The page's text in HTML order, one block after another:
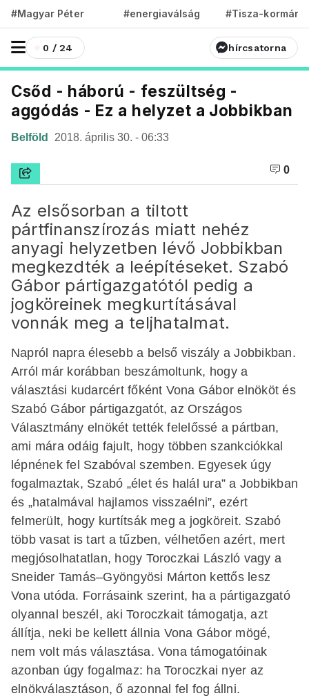
#Magyar Péter #energiaválság #Tisza-kormány
0 / 24 hírcsatorna
Csőd - háború - feszültség -
aggódás - Ez a helyzet a Jobbikban
Belföld 2018. április 30. - 06:33
0
Az elsősorban a tiltott
pártfinanszírozás miatt nehéz
anyagi helyzetben lévő Jobbikban
megkezdték a leépítéseket. Szabó
Gábor pártigazgatótól pedig a
jogköreinek megkurtításával
vonnák meg a teljhatalmat.
Napról napra élesebb a belső viszály a Jobbikban.
Arról már korábban beszámoltunk, hogy a
választási kudarcért főként Vona Gábor elnököt és
Szabó Gábor pártigazgatót, az Országos
Választmány elnökét tették felelőssé a pártban,
ami mára odáig fajult, hogy többen szankciókkal
lépnének fel Szabóval szemben. Egyesek úgy
fogalmaztak, Szabó „élet és halál ura” a Jobbikban
és „hatalmával hajlamos visszaélni”, ezért
felmerült, hogy kurtítsák meg a jogköreit. Szabó
több vasat is tart a tűzben, vélhetően azért, mert
megjósolhatatlan, hogy Toroczkai László vagy a
Snei­der Tamás–Gyöngyösi Márton kettős lesz
Vona utóda. Forrásaink szerint, ha a pártigazgató
olyannal beszél, aki Toroczkait támogatja, azt
állítja, neki be kellett állnia Vona Gábor mögé,
nem volt más választása. Vona támogatóinak
azonban úgy fogalmaz: ha Toroczkai nyer az
elnökválasztáson, ő azonnal fel fog állni.